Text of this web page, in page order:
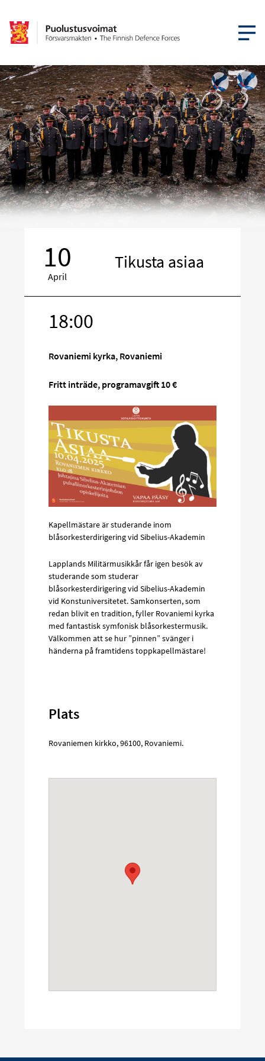
ÖPPNA
10
April
Tikusta asiaa
18:00
Rovaniemi kyrka, Rovaniemi
Fritt inträde, programavgift 10 €
Kapellmästare är studerande inom
blåsorkesterdirigering vid Sibelius-Akademin
Lapplands Militärmusikkår får igen besök av
studerande som studerar
blåsorkesterdirigering vid Sibelius-Akademin
vid Konstuniversitetet. Samkonserten, som
redan blivit en tradition, fyller Rovaniemi kyrka
med fantastisk symfonisk blåsorkestermusik.
Välkommen att se hur ”pinnen” svänger i
händerna på framtidens toppkapellmästare!
Plats
Rovaniemen kirkko,96100, Rovaniemi.